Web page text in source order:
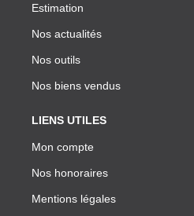
Estimation
Nos actualités
Nos outils
Nos biens vendus
LIENS UTILES
Mon compte
Nos honoraires
Mentions légales